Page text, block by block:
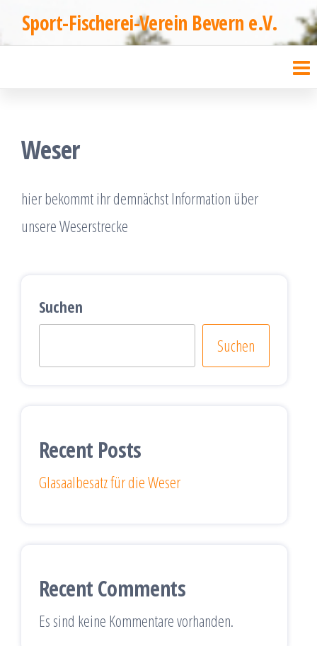
Inhalt
Sport-Fischerei-Verein Bevern e.V.
Weser
hier bekommt ihr demnächst Information über
unsere Weserstrecke
Suchen
Suchen
Recent Posts
Glasaalbesatz für die Weser
Recent Comments
Es sind keine Kommentare vorhanden.